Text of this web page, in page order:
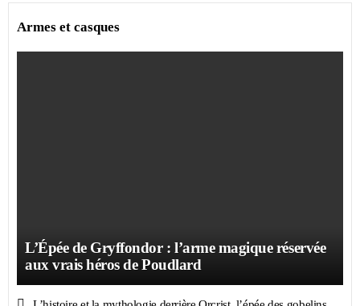
Armes et casques
L’Épée de Gryffondor : l’arme magique réservée
aux vrais héros de Poudlard